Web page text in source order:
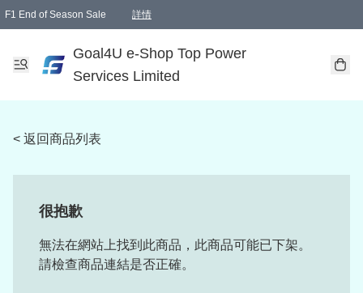
F1 End of Season Sale 詳情
Goal4U e-Shop Top Power
Services Limited
< 返回商品列表
很抱歉
無法在網站上找到此商品，此商品可能已下架。
請檢查商品連結是否正確。